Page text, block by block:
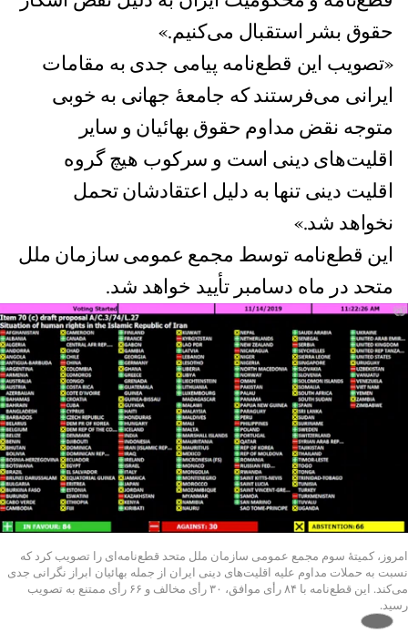
حقوق بشر استقبال می‌کنیم.»
«تصویب این قطع‌نامه پیامی جدی به مقامات
ایرانی می‌فرستند که جامعهٔ جهانی به خوبی
متوجه نقض مداوم حقوق بهائیان و سایر
اقلیت‌های دینی است و سرکوب هیچ گروه
اقلیت دینی تنها به دلیل اعتقادشان تحمل
نخواهد شد.»
این قطع‌نامه توسط مجمع عمومی سازمان ملل
متحد در ماه دسامبر تأیید خواهد شد.
امروز، کمیتهٔ سوم مجمع عمومی سازمان ملل متحد قطع‌نامه‌ای را تصویب کرد که
نسبت به حملات مداوم علیه اقلیت‌های دینی ایران از جمله بهائیان ابراز نگرانی جدی
می‌کند. این قطع‌نامه با ۸۴ رأی موافق، ۳۰ رأی مخالف و ۶۶ رأی ممتنع به تصویب
رسید.